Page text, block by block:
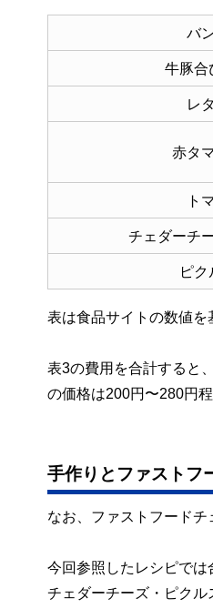
バ
牛豚合
レ
赤タ
ト
チェダーチ
ピク
表は食品サイトの数値を
表3の費用を合計すると
の価格は200円〜280円
手作りとファストフ
なお、ファストフードチ
今回参照したレシピで
チェダーチーズ・ピク